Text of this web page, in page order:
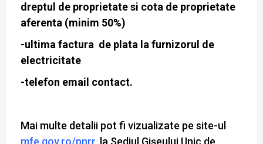
dreptul de proprietate si cota de proprietate
aferenta (minim 50%)
-ultima factura de plata la furnizorul de
electricitate
-telefon email contact.
Mai multe detalii pot fi vizualizate pe site-ul
mfe.gov.ro/pnrr, la Sediul Gișeului Unic de